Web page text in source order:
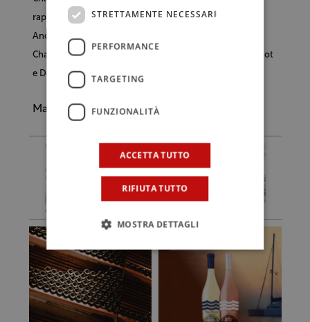
rappresenta solo il 4% del consumo generale di vino.
Anche gli Usa rimangono un mercato importante per la
Champagne, e qui continuano a dominare Veuve Clicquot
e Dom Perignon.
Maria Giambruno
STRETTAMENTE NECESSARI
PERFORMANCE
TARGETING
FUNZIONALITÀ
ACCETTA TUTTO
RIFIUTA TUTTO
MOSTRA DETTAGLI